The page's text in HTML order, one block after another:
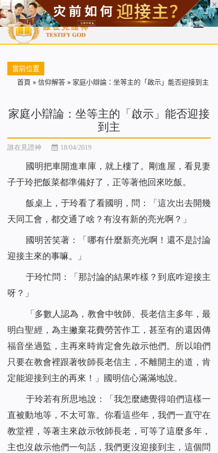
首頁 每日靈糧 天國福音 基督徒見證 信仰解答 聖經
當前位置
首頁 » 信仰解答 » 家庭小辯論：坐等主的「啟示」能否迎接到主
家庭小辯論：坐等主的「啟示」能否迎接
到主
誰在見證神 18/04/2019
國明把車開進車庫，就上樓了。剛進屋，看見妻
子于玲把飯菜都準備好了，正等著他回來吃飯。
飯桌上，于玲看了看國明，問：「這次出去開幾
天同工會，都交通了啥？有沒有新的亮光啊？」
國明苦笑著：「哪有什麼新亮光啊！還不是討論
迎接主來的事嘛。」
于玲忙問：「那討論的結果咋樣？到底咋迎接主
呀？」
「多數人認為，教會中牧師、長老信主多年，最
明白聖經，為主撇棄花費勞苦作工，甚至有的還因傳
福音坐過監，主再來時肯定會先啟示他們。所以咱們
只要在教會裡跟著牧師長老信主，不離開主的道，肯
定能迎接到主的再來！」國明信心滿滿地說。
于玲若有所思地說：「我怎麼總覺得咱們這樣一
直被動地等，不太可靠。你看這些年，我們一直守在
教堂裡，等著主來啟示牧師長老，可等了這麼多年，
主也沒啟示他們一句話，我們更沒迎接到主，這個問